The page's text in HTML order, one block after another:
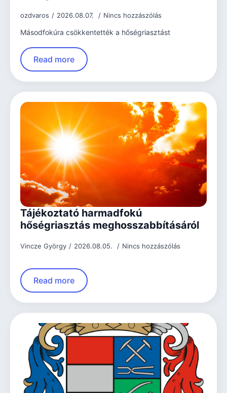
ozdvaros 2026.08.07. Nincs hozzászólás
Másodfokúra csökkentették a hőségriasztást
Read more
Tájékoztató harmadfokú
hőségriasztás meghosszabbításáról
Vincze György 2026.08.05. Nincs hozzászólás
Read more